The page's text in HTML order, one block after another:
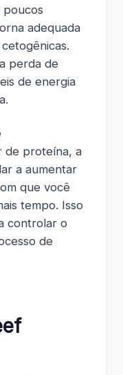
poucos
adequada
perda de
de energia
de proteína, a
a aumentar
que você
tempo. Isso
controlar o
de